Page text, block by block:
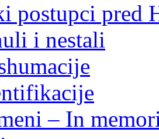
postupci pred
i nestali
– In